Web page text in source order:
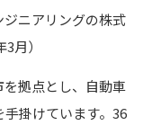
ニアリングの株式
月）
拠点とし、自動車
掛けています。36